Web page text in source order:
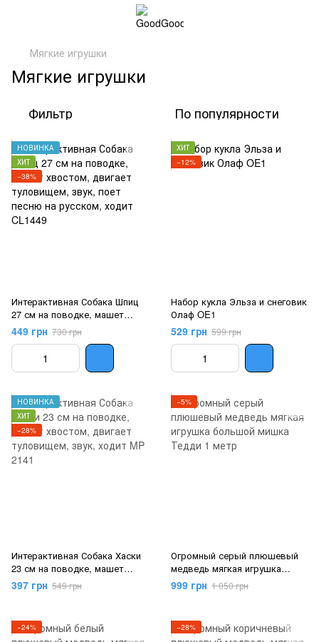
Мягкие игрушки
Мягкие игрушки
Фильтр По популярности
НОВИНКА
ХИТ
−38%
Интерактивная Собака Шпиц
27 см на поводке, машет
хвостом, двигает туловищем,
звук, поет песню на русском,
ходит CL1449
449 грн 730 грн
ХИТ
−12%
Набор кукла Эльза и снеговик
Олаф OE1
529 грн 599 грн
НОВИНКА
ХИТ
−28%
Интерактивная Собака Хаски
23 см на поводке, машет
хвостом, двигает туловищем,
звук, ходит MP 2141
397 грн 549 грн
−5%
Огромный серый плюшевый
медведь мягкая игрушка
большой мишка Тедди 1 метр
999 грн 1 050 грн
−24% −28%